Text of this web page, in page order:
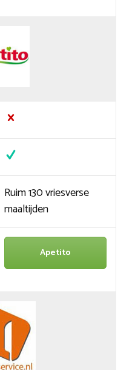
Ruim 130 vriesverse
maaltijden
Apetito